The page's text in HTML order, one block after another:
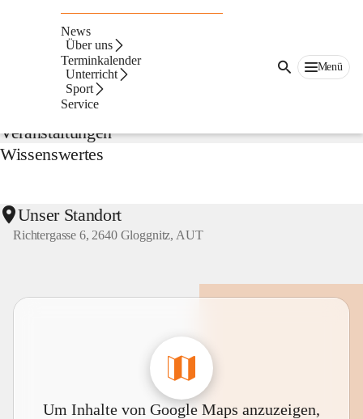
News
Über uns
Terminkalender
Unterricht
Sport
Service
Menü
Aktuelles
Veranstaltungen
Wissenswertes
Unser Standort
Richtergasse 6, 2640 Gloggnitz, AUT
Um Inhalte von Google Maps anzuzeigen,